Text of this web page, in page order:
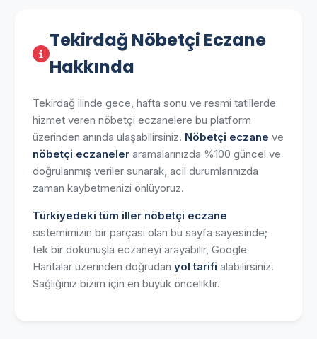
Tekirdağ Nöbetçi Eczane
Hakkında
Tekirdağ ilinde gece, hafta sonu ve resmi tatillerde
hizmet veren nöbetçi eczanelere bu platform
üzerinden anında ulaşabilirsiniz. Nöbetçi eczane ve
nöbetçi eczaneler aramalarınızda %100 güncel ve
doğrulanmış veriler sunarak, acil durumlarınızda
zaman kaybetmenizi önlüyoruz.
Türkiyedeki tüm iller nöbetçi eczane
sistemimizin bir parçası olan bu sayfa sayesinde;
tek bir dokunuşla eczaneyi arayabilir, Google
Haritalar üzerinden doğrudan yol tarifi alabilirsiniz.
Sağlığınız bizim için en büyük önceliktir.